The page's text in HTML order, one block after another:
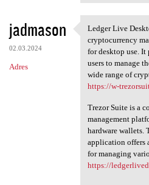
jadmason
02.03.2024
Adres
Ledger Live
Ledger Live
cryptocurrency
for desktop use. It
users to manage
wide range of
https://w-
Trezor Suite is a
management
hardware wallets.
application offers
for managing
https://